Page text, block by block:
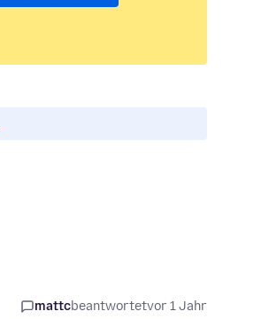
mattcbeantwortetvor 1 Jahr